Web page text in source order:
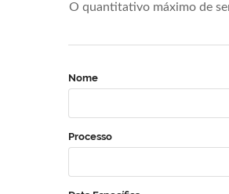
O quantitativo máximo de
Nome
Processo